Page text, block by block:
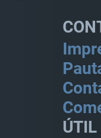
ÚTIL